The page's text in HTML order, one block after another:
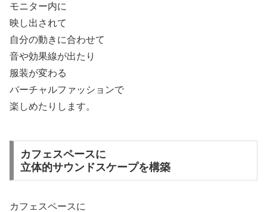
モニター内に
映し出されて
自分の動きに合わせて
音や効果線が出たり
服装が変わる
バーチャルファッションで
楽しめたりします。
カフェスペースに
立体的サウンドスケープを構築
カフェスペースに